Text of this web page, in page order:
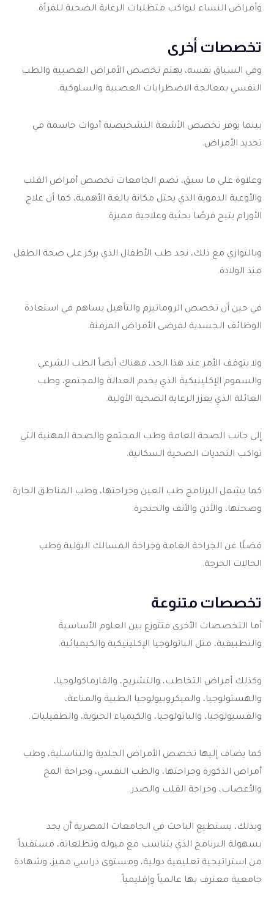
وأمراض النساء ليواكب متطلبات الرعاية الصحية للمرأة.
تخصصات أخرى
وفي السياق نفسه، يهتم تخصص الأمراض العصبية والطب
النفسي بمعالجة الاضطرابات العصبية والسلوكية.
بينما يوفر تخصص الأشعة التشخيصية أدوات حاسمة في
تحديد الأمراض.
وعلاوة على ما سبق، تضم الجامعات تخصص أمراض القلب
والأوعية الدموية الذي يحتل مكانة بالغة الأهمية، كما أن علاج
الأورام يتيح فرصًا بحثية وعلاجية مميزة.
وبالتوازي مع ذلك، نجد طب الأطفال الذي يركز على صحة الطفل
منذ الولادة.
في حين أن تخصص الروماتيزم والتأهيل يساهم في استعادة
الوظائف الجسدية لمرضى الأمراض المزمنة.
ولا يتوقف الأمر عند هذا الحد، فهناك أيضاً الطب الشرعي
والسموم الإكلينيكية الذي يخدم العدالة والمجتمع، وطب
العائلة الذي يعزز الرعاية الصحية الأولية.
إلى جانب الصحة العامة وطب المجتمع والصحة المهنية التي
تواكب التحديات الصحية السكانية.
كما يشمل البرنامج طب العين وجراحتها، وطب المناطق الحارة
وصحتها، والأذن والأنف والحنجرة.
فضلًا عن الجراحة العامة وجراحة المسالك البولية وطب
الحالات الحرجة.
تخصصات متنوعة
أما التخصصات الأخرى فتتوزع بين العلوم الأساسية
والتطبيقية، مثل الباثولوجيا الإكلينيكية والكيميائية.
وكذلك أمراض التخاطب، والتشريح، والفارماكولوجيا،
والهستولوجيا، والميكروبيولوجيا الطبية والمناعة،
والفسيولوجيا، والباثولوجيا، والكيمياء الحيوية، والطفيليات.
كما يضاف إليها تخصص الأمراض الجلدية والتناسلية، وطب
أمراض الذكورة وجراحتها، والطب النفسي، وجراحة المخ
والأعصاب، وجراحة القلب والصدر.
وبذلك، يستطيع الباحث في الجامعات المصرية أن يجد
بسهولة البرنامج الذي يتناسب مع ميوله وتطلعاته، مستفيداً
من استراتيجية تعليمية دولية، ومستوى دراسي مميز، وشهادة
جامعية معترف بها عالمياً وإقليمياً.